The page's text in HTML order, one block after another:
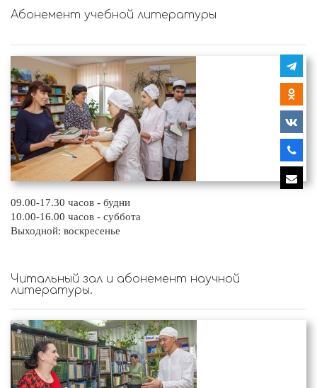
Абонемент учебной литературы
09.00-17.30 часов - будни
10.00-16.00 часов - суббота
Выходной: воскресенье
Читальный зал и абонемент научной
литературы.